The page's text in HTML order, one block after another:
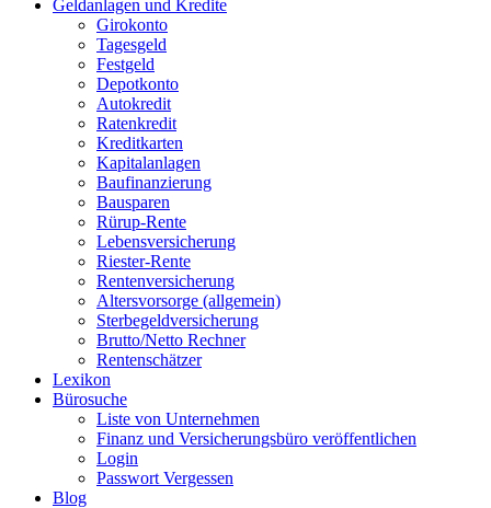
Geldanlagen und Kredite
Girokonto
Tagesgeld
Festgeld
Depotkonto
Autokredit
Ratenkredit
Kreditkarten
Kapitalanlagen
Baufinanzierung
Bausparen
Rürup-Rente
Lebensversicherung
Riester-Rente
Rentenversicherung
Altersvorsorge (allgemein)
Sterbegeldversicherung
Brutto/Netto Rechner
Rentenschätzer
Lexikon
Bürosuche
Liste von Unternehmen
Finanz und Versicherungsbüro veröffentlichen
Login
Passwort Vergessen
Blog